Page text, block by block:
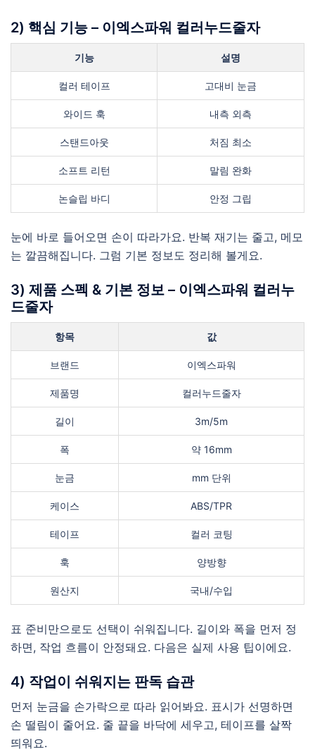
2) 핵심 기능 – 이엑스파워 컬러누드줄자
기능 설명
컬러 테이프 고대비 눈금
와이드 훅 내측 외측
스탠드아웃 처짐 최소
소프트 리턴 말림 완화
논슬립 바디 안정 그립
눈에 바로 들어오면 손이 따라가요. 반복 재기는 줄고, 메모
는 깔끔해집니다. 그럼 기본 정보도 정리해 볼게요.
3) 제품 스펙 & 기본 정보 – 이엑스파워 컬러누
드줄자
항목 값
브랜드 이엑스파워
제품명 컬러누드줄자
길이 3m/5m
폭 약 16mm
눈금 mm 단위
케이스 ABS/TPR
테이프 컬러 코팅
훅 양방향
원산지 국내/수입
표 준비만으로도 선택이 쉬워집니다. 길이와 폭을 먼저 정
하면, 작업 흐름이 안정돼요. 다음은 실제 사용 팁이에요.
4) 작업이 쉬워지는 판독 습관
먼저 눈금을 손가락으로 따라 읽어봐요. 표시가 선명하면
손 떨림이 줄어요. 줄 끝을 바닥에 세우고, 테이프를 살짝
띄워요.